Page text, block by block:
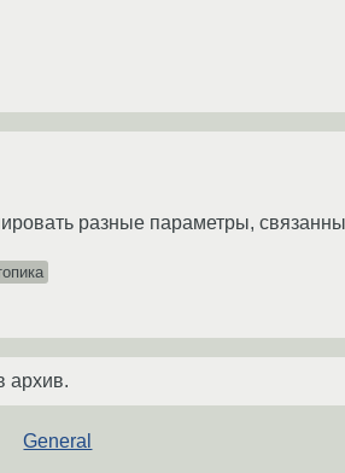
разные параметры,
архив.
General